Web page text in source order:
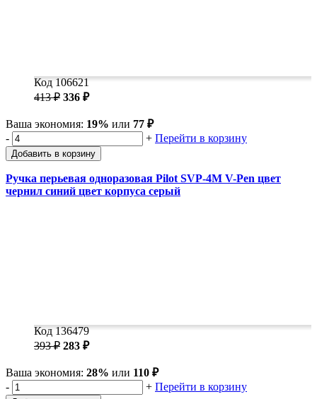
Код 106621
413 ₽ 336 ₽
Ваша экономия: 19% или 77 ₽
-
+ Перейти в корзину
Добавить в корзину
Ручка перьевая одноразовая Pilot SVP-4M V-Pen цвет
чернил синий цвет корпуса серый
Код 136479
393 ₽ 283 ₽
Ваша экономия: 28% или 110 ₽
-
+ Перейти в корзину